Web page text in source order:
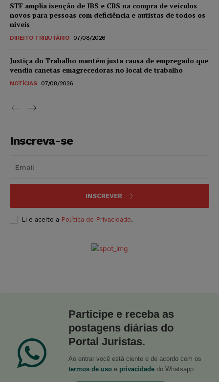
STF amplia isenção de IBS e CBS na compra de veículos
novos para pessoas com deficiência e autistas de todos os
níveis
DIREITO TRIBUTÁRIO 07/08/2026
Justiça do Trabalho mantém justa causa de empregado que
vendia canetas emagrecedoras no local de trabalho
NOTÍCIAS 07/08/2026
Inscreva-se
INSCREVER
Li e aceito a Política de Privacidade.
Participe e receba as
postagens diárias do
Portal Juristas.
Ao entrar você está ciente e de acordo com os
termos de uso e privacidade do Whatsapp.